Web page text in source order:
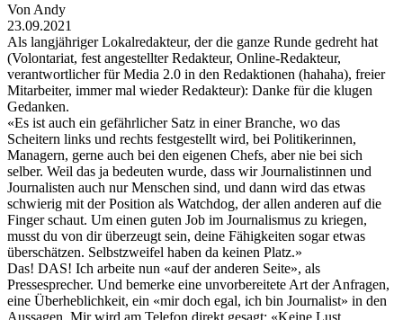
Von Andy
23.09.2021
Als langjähriger Lokalredakteur, der die ganze Runde gedreht hat
(Volontariat, fest angestellter Redakteur, Online-Redakteur,
verantwortlicher für Media 2.0 in den Redaktionen (hahaha), freier
Mitarbeiter, immer mal wieder Redakteur): Danke für die klugen
Gedanken.
«Es ist auch ein gefährlicher Satz in einer Branche, wo das
Scheitern links und rechts festgestellt wird, bei Politikerinnen,
Managern, gerne auch bei den eigenen Chefs, aber nie bei sich
selber. Weil das ja bedeuten wurde, dass wir Journalistinnen und
Journalisten auch nur Menschen sind, und dann wird das etwas
schwierig mit der Position als Watchdog, der allen anderen auf die
Finger schaut. Um einen guten Job im Journalismus zu kriegen,
musst du von dir überzeugt sein, deine Fähigkeiten sogar etwas
überschätzen. Selbstzweifel haben da keinen Platz.»
Das! DAS! Ich arbeite nun «auf der anderen Seite», als
Pressesprecher. Und bemerke eine unvorbereitete Art der Anfragen,
eine Überheblichkeit, ein «mir doch egal, ich bin Journalist» in den
Aussagen. Mir wird am Telefon direkt gesagt: «Keine Lust,